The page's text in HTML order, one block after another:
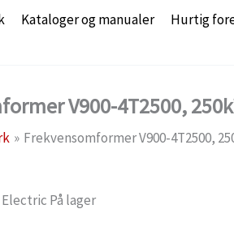
Kataloger og manualer Hurtig
V900-4T2500,
Frekvensomformer V900-4T2500,